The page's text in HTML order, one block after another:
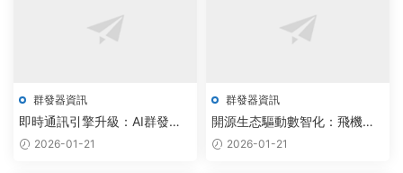
群發器資訊
即時通訊引擎升級：AI群發與
智能拉人腳本部署，驅動社交
2026-01-21
群發器資訊
開源生态驅動數智化：飛機協
議系統如何以智能調度重塑企
2026-01-21